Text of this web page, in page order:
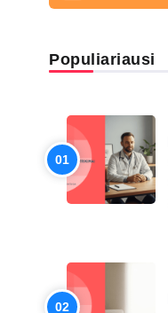
Populiariausi